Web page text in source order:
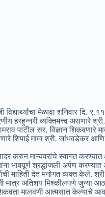
मेळावा शनिवार दि.
हरहुन्नरी व्यक्तिमत्त्व असणारे
पाटील सर, विज्ञान शिकवणारे
शिपाई मामा श्री. जांभवडेकर
करुन मान्यवरांचे स्वागत
भावपूर्ण श्रद्धांजली अर्पण
माहिती देत मनोगत व्यक्त केले.
अतिशय मिश्कीलपणे जुन्या
शिकवता मालवणी आत्मसात केल्याचे